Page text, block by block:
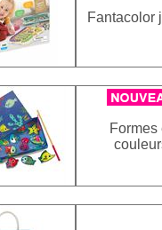
Fantacolor
Formes